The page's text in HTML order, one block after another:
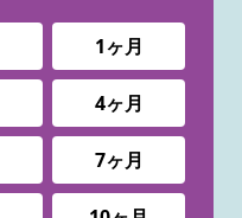
1ヶ月
4ヶ月
7ヶ月